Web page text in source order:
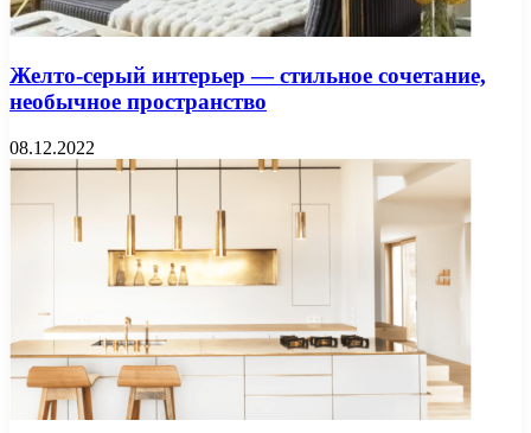
Желто-серый интерьер — стильное сочетание,
необычное пространство
08.12.2022